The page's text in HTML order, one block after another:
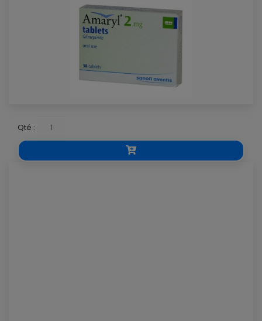
Qté :